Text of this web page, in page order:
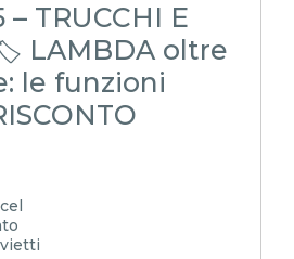
– TRUCCHI E
LAMBDA oltre
le funzioni